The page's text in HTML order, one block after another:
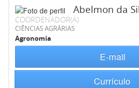
Abelmon da
COORDENADOR(A)
CIÊNCIAS AGRÁRIAS
Agronomia
E-mail
Currículo